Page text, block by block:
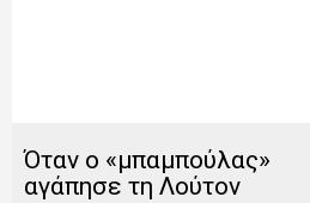
Όταν ο «μπαμπούλας»
αγάπησε τη Λούτον